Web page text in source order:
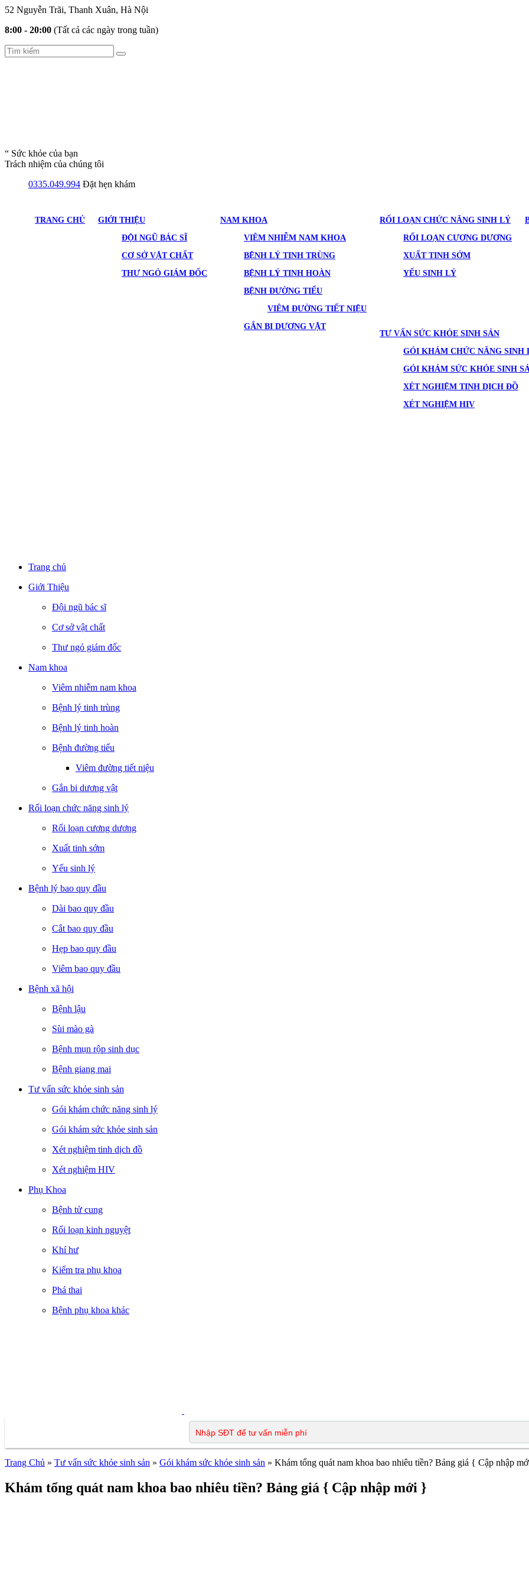
52 Nguyễn Trãi, Thanh Xuân, Hà Nội
8:00 - 20:00 (Tất cả các ngày trong tuần)
“ Sức khỏe của bạn
Trách nhiệm của chúng tôi
0335.049.994 Đặt hẹn khám
TRANG CHỦ
GIỚI THIỆU
ĐỘI NGŨ BÁC SĨ
CƠ SỞ VẬT CHẤT
THƯ NGỎ GIÁM ĐỐC
NAM KHOA
VIÊM NHIỄM NAM KHOA
BỆNH LÝ TINH TRÙNG
BỆNH LÝ TINH HOÀN
BỆNH ĐƯỜNG TIỂU
VIÊM ĐƯỜNG TIẾT NIỆU
GẮN BI DƯƠNG VẬT
RỐI LOẠN CHỨC NĂNG SINH LÝ
RỐI LOẠN CƯƠNG DƯƠNG
XUẤT TINH SỚM
YẾU SINH LÝ
TƯ VẤN SỨC KHỎE SINH SẢN
GÓI KHÁM CHỨC NĂNG SINH
GÓI KHÁM SỨC KHỎE SINH
XÉT NGHIỆM TINH DỊCH ĐỒ
XÉT NGHIỆM HIV
Trang chủ
Giới Thiệu
Đội ngũ bác sĩ
Cơ sở vật chất
Thư ngỏ giám đốc
Nam khoa
Viêm nhiễm nam khoa
Bệnh lý tinh trùng
Bệnh lý tinh hoàn
Bệnh đường tiểu
Viêm đường tiết niệu
Gắn bi dương vật
Rối loạn chức năng sinh lý
Rối loạn cương dương
Xuất tinh sớm
Yếu sinh lý
Bệnh lý bao quy đầu
Dài bao quy đầu
Cắt bao quy đầu
Hẹp bao quy đầu
Viêm bao quy đầu
Bệnh xã hội
Bệnh lậu
Sùi mào gà
Bệnh mụn rộp sinh dục
Bệnh giang mai
Tư vấn sức khỏe sinh sản
Gói khám chức năng sinh lý
Gói khám sức khỏe sinh sản
Xét nghiệm tinh dịch đồ
Xét nghiệm HIV
Phụ Khoa
Bệnh tử cung
Rối loạn kinh nguyệt
Khí hư
Kiểm tra phụ khoa
Phá thai
Bệnh phụ khoa khác
Trang Chủ » Tư vấn sức khỏe sinh sản » Gói khám sức khỏe sinh sản » Khám tổng quát nam khoa bao nhiêu tiền? Bảng giá { Cập nhập
Khám tổng quát nam khoa bao nhiêu tiền? Bảng giá { Cập nhập mới }